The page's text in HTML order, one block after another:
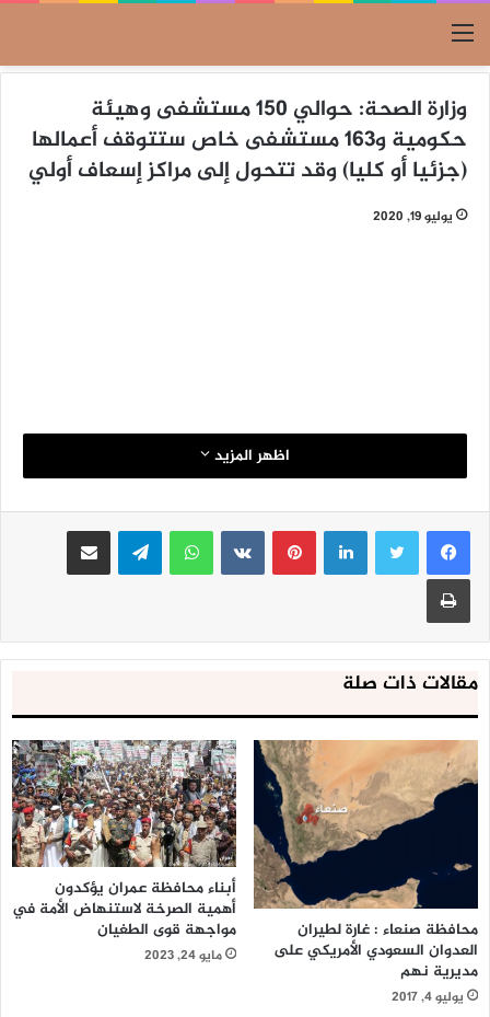
القائمة
وزارة الصحة: حوالي 150 مستشفى وهيئة
حكومية و163 مستشفى خاص ستتوقف أعمالها
(جزئيا أو كليا) وقد تتحول إلى مراكز إسعاف أولي
يوليو 19, 2020
اظهر المزيد
لينكدإنبينتيريست واتساب تيلقرام مشاركة عبر البريد
طباعة
مقالات ذات صلة
محافظة صنعاء : غارة لطيران
العدوان السعودي الأمريكي على
مديرية نهم
يوليو 4, 2017
أبناء محافظة عمران يؤكدون
أهمية الصرخة لاستنهاض الأمة في
مواجهة قوى الطغيان
مايو 24, 2023